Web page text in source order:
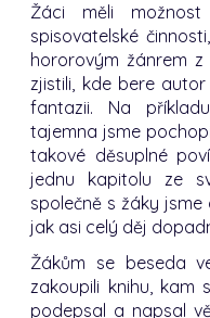
Žáci měli možnost
spisovatelské
hororovým žánrem
zjistili, kde bere
fantazii. Na
tajemna jsme
takové děsuplné
jednu kapitolu ze
společně s žáky
jak asi celý děj
Žákům se beseda
zakoupili knihu, kam
podepsal a napsal